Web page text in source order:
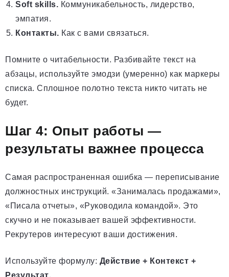
Soft skills. Коммуникабельность, лидерство,
эмпатия.
Контакты. Как с вами связаться.
Помните о читабельности. Разбивайте текст на
абзацы, используйте эмодзи (умеренно) как маркеры
списка. Сплошное полотно текста никто читать не
будет.
Шаг 4: Опыт работы —
результаты важнее процесса
Самая распространенная ошибка — переписывание
должностных инструкций. «Занималась продажами»,
«Писала отчеты», «Руководила командой». Это
скучно и не показывает вашей эффективности.
Рекрутеров интересуют ваши достижения.
Используйте формулу: Действие + Контекст +